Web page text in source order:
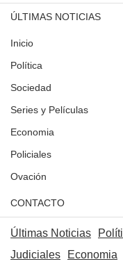
ÚLTIMAS NOTICIAS
Inicio
Política
Sociedad
Series y Películas
Economia
Policiales
Ovación
CONTACTO
Últimas Noticias
Judiciales
Economia